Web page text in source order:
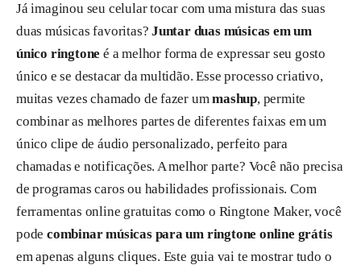
Já imaginou seu celular tocar com uma mistura das suas
duas músicas favoritas?Juntar duas músicas em um
único ringtone é a melhor forma de expressar seu gosto
único e se destacar da multidão. Esse processo criativo,
muitas vezes chamado de fazer ummashup, permite
combinar as melhores partes de diferentes faixas em um
único clipe de áudio personalizado, perfeito para
chamadas e notificações. A melhor parte? Você não precisa
de programas caros ou habilidades profissionais. Com
ferramentas online gratuitas como o Ringtone Maker, você
pode combinar músicas para um ringtone online grátis
em apenas alguns cliques. Este guia vai te mostrar tudo o